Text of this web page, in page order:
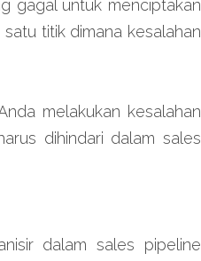
gagal untuk menciptakan
titik dimana kesalahan
melakukan kesalahan
dihindari dalam sales
dalam sales pipeline